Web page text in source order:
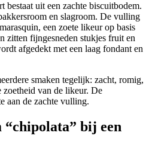
bestaat uit een zachte biscuitbodem.
en slagroom. De vulling
een zoete likeur op basis
zitten fijngesneden stukjes fruit en
afgedekt met een laag fondant en
smaken tegelijk: zacht, romig,
van de likeur. De
aan de zachte vulling.
“chipolata” bij een